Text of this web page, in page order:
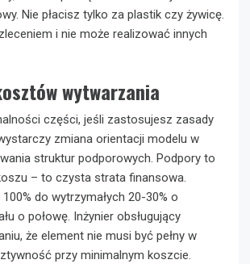
Nie płacisz tylko za plastik czy żywicę.
i nie może realizować innych
wytwarzania
części, jeśli zastosujesz zasady
zmiana orientacji modelu w
struktur podporowych. Podpory to
– to czysta strata finansowa.
do wytrzymałych 20-30% o
o połowę. Inżynier obsługujący
że element nie musi być pełny w
przy minimalnym koszcie.